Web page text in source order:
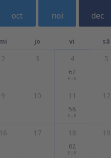
oct noi dec
mi jo vi sâ
2 3 4
62
EUR
5
9 10 11
58
EUR
12
16 17 18
62
EUR
19